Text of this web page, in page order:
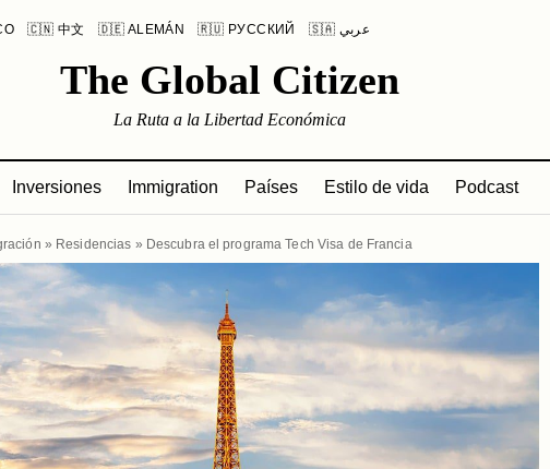
🇨🇳 中文 🇩🇪 ALEMÁN 🇷🇺 РУССКИЙ 🇸🇦 عربي
The Global Citizen
La Ruta a la Libertad Económica
Inversiones Immigration Países Estilo de vida Podcast
» Residencias » Descubra el programa Tech Visa de Francia